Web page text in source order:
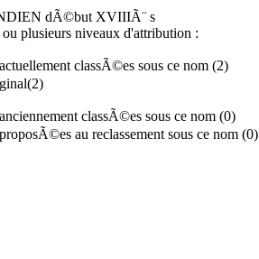
dÃ©but XVIIIÃ¨ s
plusieurs niveaux d'attribution :
classÃ©es sous ce nom (2)
classÃ©es sous ce nom (0)
au reclassement sous ce nom (0)